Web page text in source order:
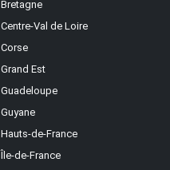
Bretagne
Centre-Val de Loire
Corse
Grand Est
Guadeloupe
Guyane
Hauts-de-France
Île-de-France